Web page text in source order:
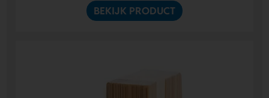
BEKIJK PRODUCT